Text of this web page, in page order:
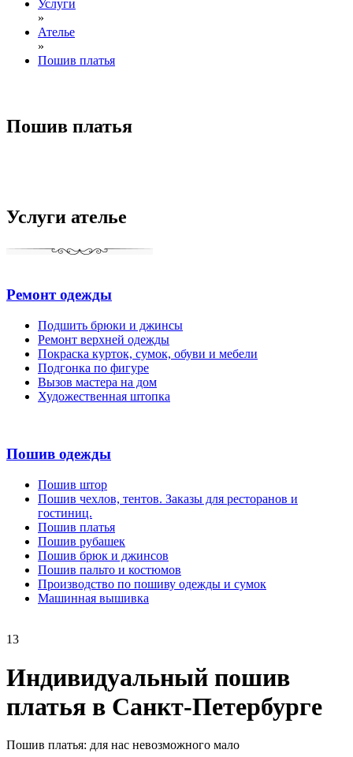
Услуги
»
Ателье
»
Пошив платья
Пошив платья
Услуги ателье
Ремонт одежды
Подшить брюки и джинсы
Ремонт верхней одежды
Покраска курток, сумок, обуви и мебели
Подгонка по фигуре
Вызов мастера на дом
Художественная штопка
Пошив одежды
Пошив штор
Пошив чехлов, тентов. Заказы для ресторанов и
гостиниц.
Пошив платья
Пошив рубашек
Пошив брюк и джинсов
Пошив пальто и костюмов
Производство по пошиву одежды и сумок
Машинная вышивка
13
Индивидуальный пошив
платья в Санкт-Петербурге
Пошив платья: для нас невозможного мало